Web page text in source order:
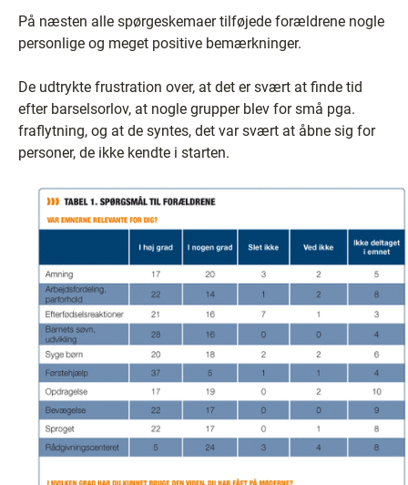
På næsten alle spørgeskemaer tilføjede forældrene nogle
personlige og meget positive bemærkninger.
De udtrykte frustration over, at det er svært at finde tid
efter barselsorlov, at nogle grupper blev for små pga.
fraflytning, og at de syntes, det var svært at åbne sig for
personer, de ikke kendte i starten.